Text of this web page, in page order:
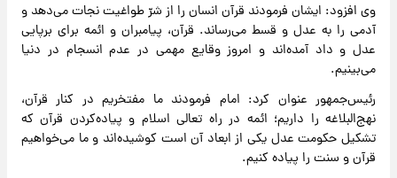
وی افزود: ایشان فرمودند قرآن انسان را از شرّ طواغیت نجات می‌دهد و
آدمی را به عدل و قسط می‌رساند. قرآن، پیامبران و ائمه برای برپایی
عدل و داد آمده‌اند و امروز وقایع مهمی در عدم انسجام در دنیا
می‌بینیم.
رئیس‌جمهور عنوان کرد: امام فرمودند ما مفتخریم در کنار قرآن،
نهج‌البلاغه را داریم؛ ائمه در راه تعالی اسلام و پیاده‌کردن قرآن که
تشکیل حکومت عدل یکی از ابعاد آن است کوشیده‌اند و ما می‌خواهیم
قرآن و سنت را پیاده کنیم.